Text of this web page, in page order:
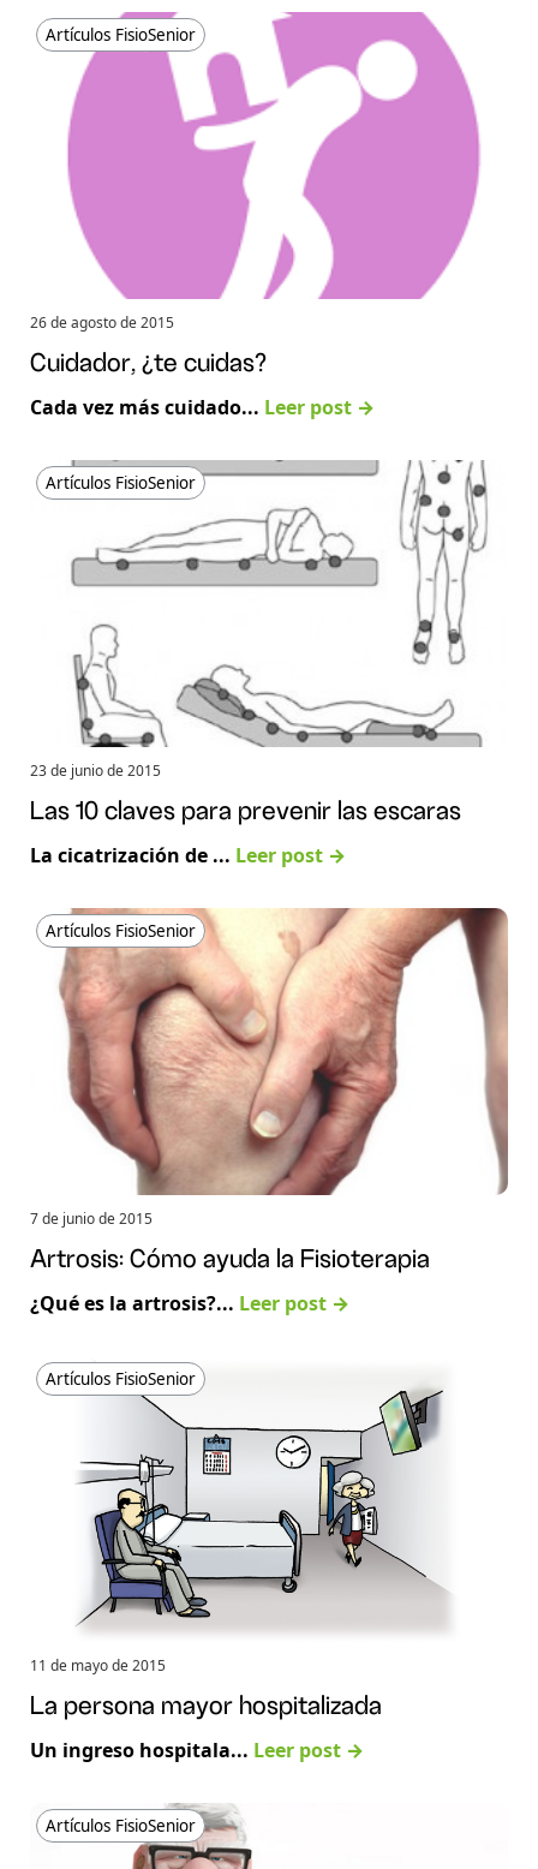
Artículos FisioSenior
26 de agosto de 2015
Cuidador, ¿te cuidas?
Cada vez más cuidado... Leer post →
Artículos FisioSenior
23 de junio de 2015
Las 10 claves para prevenir las escaras
La cicatrización de ... Leer post →
Artículos FisioSenior
7 de junio de 2015
Artrosis: Cómo ayuda la Fisioterapia
¿Qué es la artrosis?... Leer post →
Artículos FisioSenior
11 de mayo de 2015
La persona mayor hospitalizada
Un ingreso hospitala... Leer post →
Artículos FisioSenior